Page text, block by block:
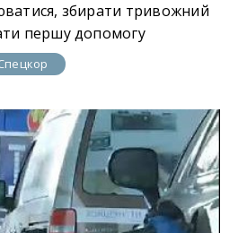
збирати тривожний
першу допомогу